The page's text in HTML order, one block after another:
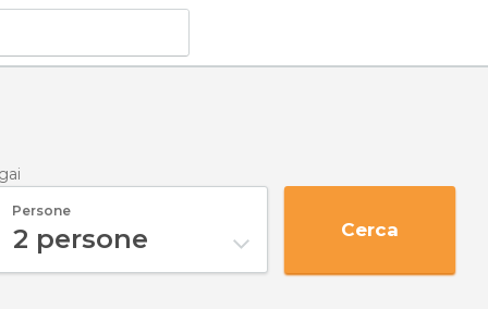
Persone
2 persone Cerca